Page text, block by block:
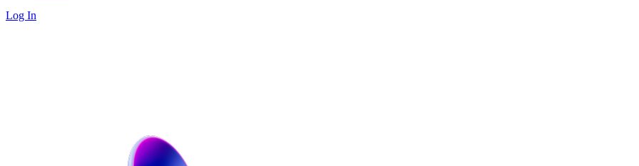
Log In